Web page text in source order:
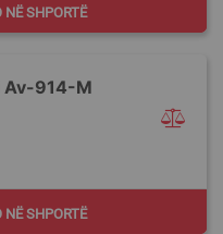
NË SHPORTË
Av-914-M
NË SHPORTË